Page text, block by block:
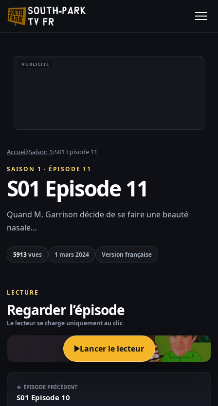
PUBLICITÉ
Accueil›Saison 1›S01 Episode 11
SAISON 1 · ÉPISODE 11
S01 Episode 11
Quand M. Garrison décide de se faire une beauté
nasale…
5913vues 1 mars 2024 Version française
LECTURE
Regarder l’épisode
Le lecteur se charge uniquement au clic
Lancer le lecteur
← ÉPISODE PRÉCÉDENT
S01 Episode 10